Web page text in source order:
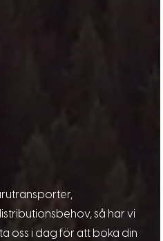
så har vi
oss i dag för att boka din